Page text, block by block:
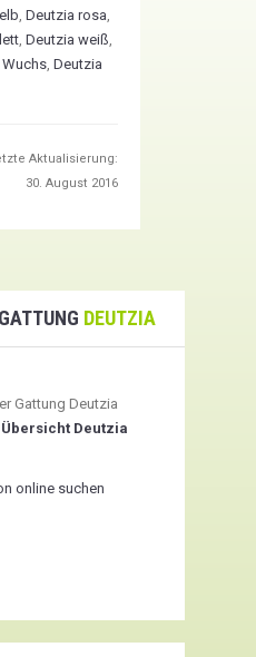
, Deutzia rosa,
, Deutzia weiß,
, Deutzia
Aktualisierung:
30. August 2016
DEUTZIA
Gattung Deutzia
Übersicht Deutzia
online suchen